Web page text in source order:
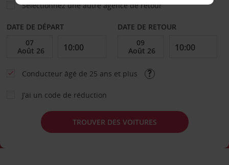
Sélectionnez une autre agence de retour
DATE DE DÉPART DATE DE RETOUR
Conducteur âgé de 25 ans et plus
J’ai un code de réduction
TROUVER DES VOITURES